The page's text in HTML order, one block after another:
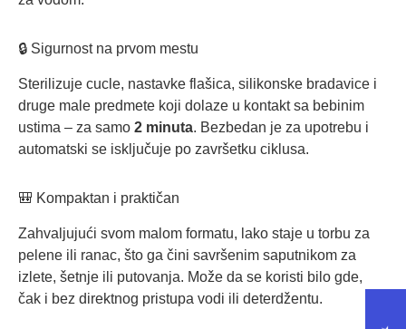
🔒 Sigurnost na prvom mestu
Sterilizuje cucle, nastavke flašica, silikonske bradavice i
druge male predmete koji dolaze u kontakt sa bebinim
ustima – za samo 2 minuta. Bezbedan je za upotrebu i
automatski se isključuje po završetku ciklusa.
🎒 Kompaktan i praktičan
Zahvaljujući svom malom formatu, lako staje u torbu za
pelene ili ranac, što ga čini savršenim saputnikom za
izlete, šetnje ili putovanja. Može da se koristi bilo gde,
čak i bez direktnog pristupa vodi ili deterdžentu.